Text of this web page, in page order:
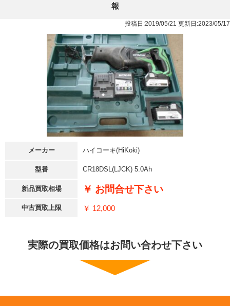
報
投稿日:2019/05/21 更新日:2023/05/17
メーカー ハイコーキ(HiKoki)
型番 CR18DSL(LJCK) 5.0Ah
新品買取相場 ￥ お問合せ下さい
中古買取上限 ￥ 12,000
実際の買取価格はお問い合わせ下さい